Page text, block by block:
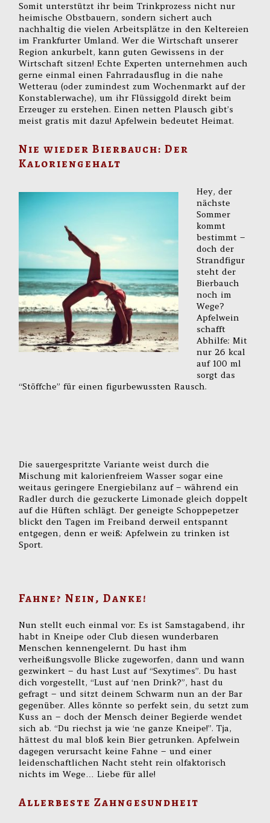
Somit unterstützt ihr beim Trinkprozess nicht nur
heimische Obstbauern, sondern sichert auch
nachhaltig die vielen Arbeitsplätze in den Keltereien
im Frankfurter Umland. Wer die Wirtschaft unserer
Region ankurbelt, kann guten Gewissens in der
Wirtschaft sitzen! Echte Experten unternehmen auch
gerne einmal einen Fahrradausflug in die nahe
Wetterau (oder zumindest zum Wochenmarkt auf der
Konstablerwache), um ihr Flüssiggold direkt beim
Erzeuger zu erstehen. Einen netten Plausch gibt’s
meist gratis mit dazu! Apfelwein bedeutet Heimat.
Nie wieder Bierbauch: Der
Kaloriengehalt
Hey, der
nächste
Sommer
kommt
bestimmt –
doch der
Strandfigur
steht der
Bierbauch
noch im
Wege?
Apfelwein
schafft
Abhilfe: Mit
nur 26 kcal
auf 100 ml
sorgt das
“Stöffche” für einen figurbewussten Rausch.
Die sauergespritzte Variante weist durch die
Mischung mit kalorienfreiem Wasser sogar eine
weitaus geringere Energiebilanz auf – während ein
Radler durch die gezuckerte Limonade gleich doppelt
auf die Hüften schlägt. Der geneigte Schoppepetzer
blickt den Tagen im Freiband derweil entspannt
entgegen, denn er weiß: Apfelwein zu trinken ist
Sport.
Fahne? Nein, Danke!
Nun stellt euch einmal vor: Es ist Samstagabend, ihr
habt in Kneipe oder Club diesen wunderbaren
Menschen kennengelernt. Du hast ihm
verheißungsvolle Blicke zugeworfen, dann und wann
gezwinkert – du hast Lust auf “Sexytimes”. Du hast
dich vorgestellt, “Lust auf ‘nen Drink?”, hast du
gefragt – und sitzt deinem Schwarm nun an der Bar
gegenüber. Alles könnte so perfekt sein, du setzt zum
Kuss an – doch der Mensch deiner Begierde wendet
sich ab. “Du riechst ja wie ‘ne ganze Kneipe!”. Tja,
hättest du mal bloß kein Bier getrunken. Apfelwein
dagegen verursacht keine Fahne – und einer
leidenschaftlichen Nacht steht rein olfaktorisch
nichts im Wege… Liebe für alle!
Allerbeste Zahngesundheit